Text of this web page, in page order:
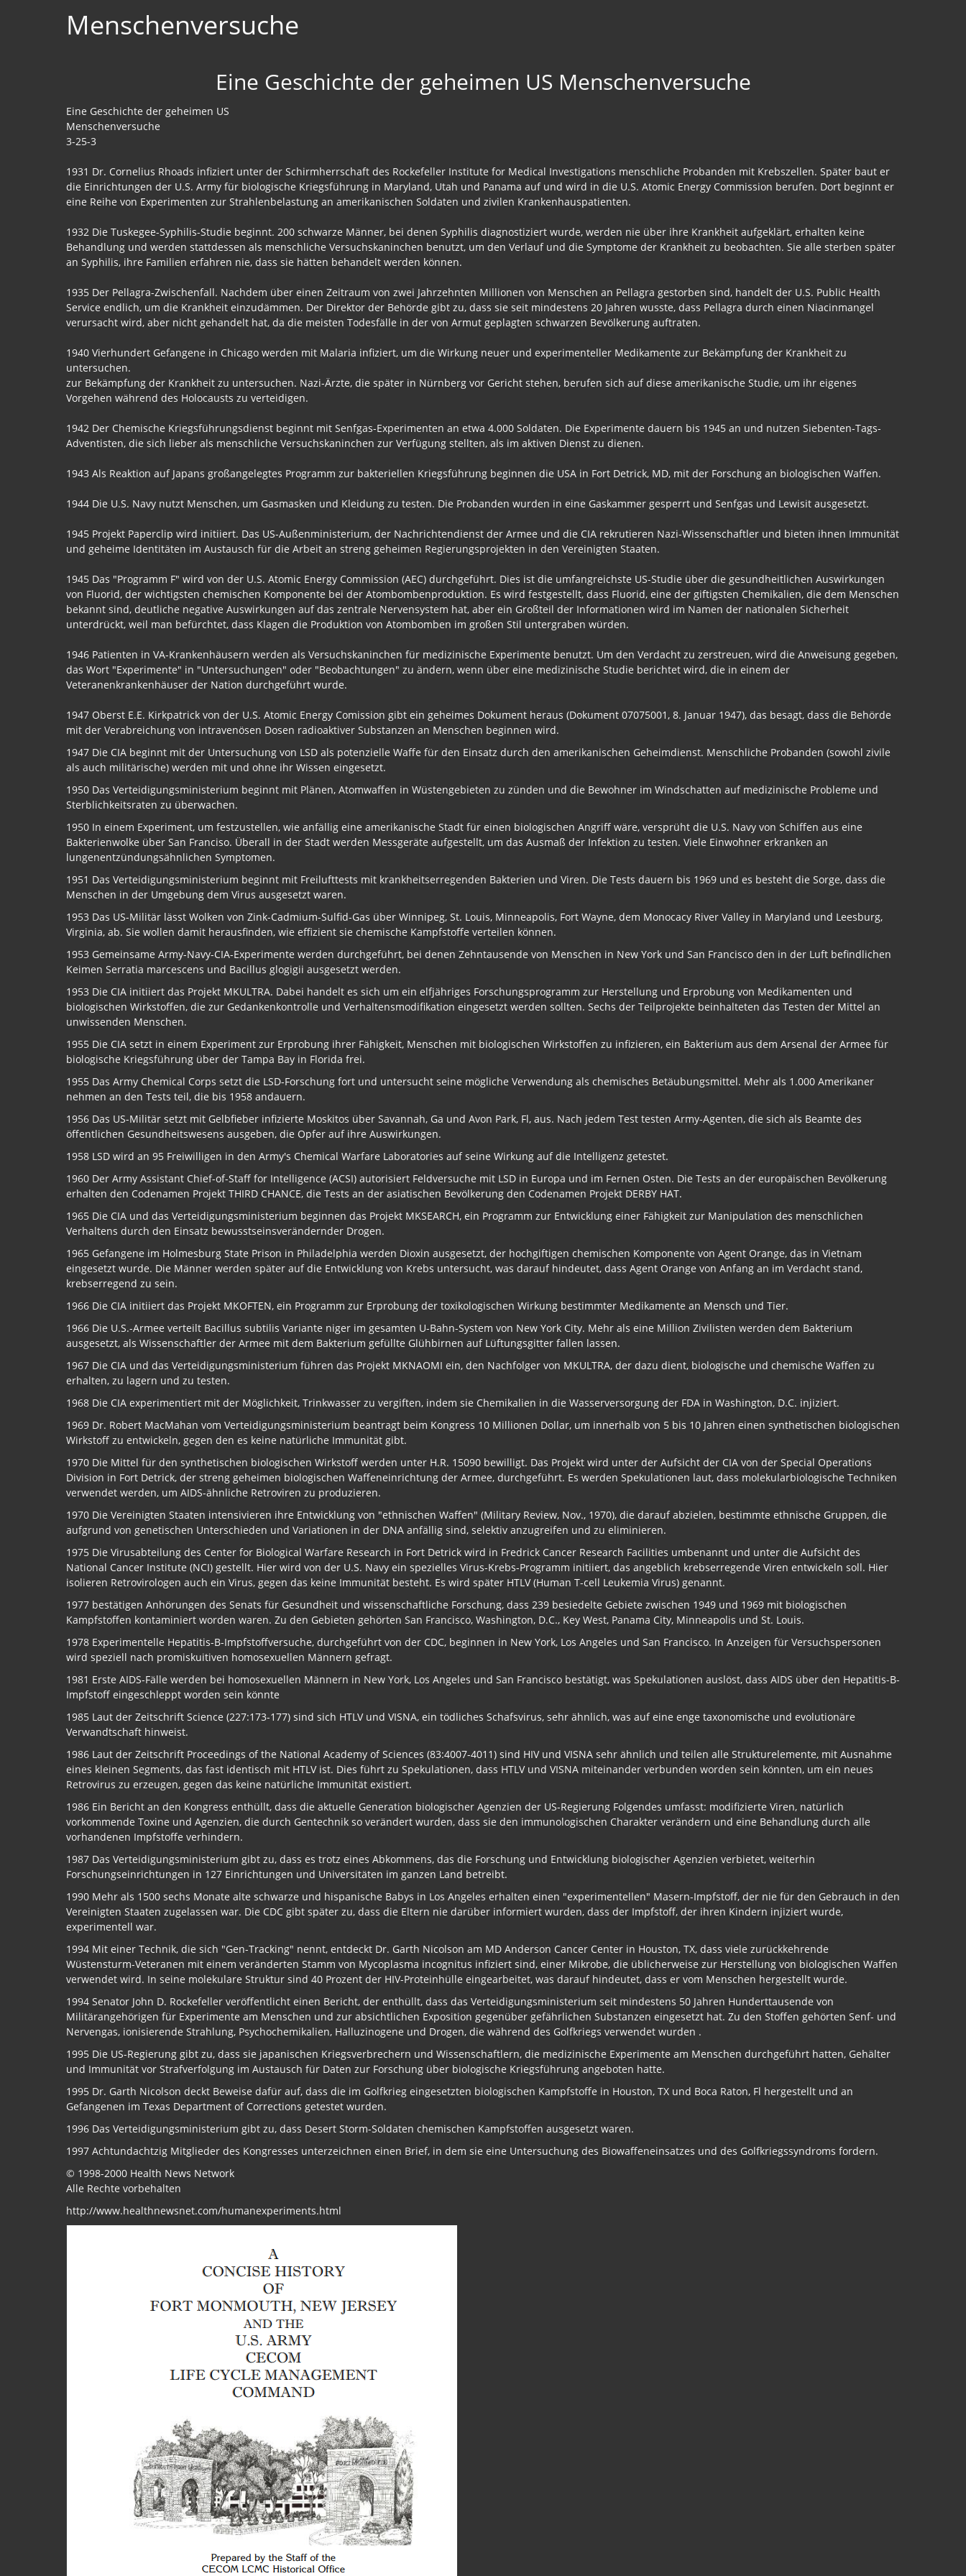
Menschenversuche
Eine Geschichte der geheimen US Menschenversuche
Eine Geschichte der geheimen US
Menschenversuche
3-25-3
1931 Dr. Cornelius Rhoads infiziert unter der Schirmherrschaft des Rockefeller Institute for Medical Investigations menschliche Probanden mit Krebszellen. Später baut er
die Einrichtungen der U.S. Army für biologische Kriegsführung in Maryland, Utah und Panama auf und wird in die U.S. Atomic Energy Commission berufen. Dort beginnt er
eine Reihe von Experimenten zur Strahlenbelastung an amerikanischen Soldaten und zivilen Krankenhauspatienten.
1932 Die Tuskegee-Syphilis-Studie beginnt. 200 schwarze Männer, bei denen Syphilis diagnostiziert wurde, werden nie über ihre Krankheit aufgeklärt, erhalten keine
Behandlung und werden stattdessen als menschliche Versuchskaninchen benutzt, um den Verlauf und die Symptome der Krankheit zu beobachten. Sie alle sterben später
an Syphilis, ihre Familien erfahren nie, dass sie hätten behandelt werden können.
1935 Der Pellagra-Zwischenfall. Nachdem über einen Zeitraum von zwei Jahrzehnten Millionen von Menschen an Pellagra gestorben sind, handelt der U.S. Public Health
Service endlich, um die Krankheit einzudämmen. Der Direktor der Behörde gibt zu, dass sie seit mindestens 20 Jahren wusste, dass Pellagra durch einen Niacinmangel
verursacht wird, aber nicht gehandelt hat, da die meisten Todesfälle in der von Armut geplagten schwarzen Bevölkerung auftraten.
1940 Vierhundert Gefangene in Chicago werden mit Malaria infiziert, um die Wirkung neuer und experimenteller Medikamente zur Bekämpfung der Krankheit zu
untersuchen.
zur Bekämpfung der Krankheit zu untersuchen. Nazi-Ärzte, die später in Nürnberg vor Gericht stehen, berufen sich auf diese amerikanische Studie, um ihr eigenes
Vorgehen während des Holocausts zu verteidigen.
1942 Der Chemische Kriegsführungsdienst beginnt mit Senfgas-Experimenten an etwa 4.000 Soldaten. Die Experimente dauern bis 1945 an und nutzen Siebenten-Tags-
Adventisten, die sich lieber als menschliche Versuchskaninchen zur Verfügung stellten, als im aktiven Dienst zu dienen.
1943 Als Reaktion auf Japans großangelegtes Programm zur bakteriellen Kriegsführung beginnen die USA in Fort Detrick, MD, mit der Forschung an biologischen Waffen.
1944 Die U.S. Navy nutzt Menschen, um Gasmasken und Kleidung zu testen. Die Probanden wurden in eine Gaskammer gesperrt und Senfgas und Lewisit ausgesetzt.
1945 Projekt Paperclip wird initiiert. Das US-Außenministerium, der Nachrichtendienst der Armee und die CIA rekrutieren Nazi-Wissenschaftler und bieten ihnen Immunität
und geheime Identitäten im Austausch für die Arbeit an streng geheimen Regierungsprojekten in den Vereinigten Staaten.
1945 Das "Programm F" wird von der U.S. Atomic Energy Commission (AEC) durchgeführt. Dies ist die umfangreichste US-Studie über die gesundheitlichen Auswirkungen
von Fluorid, der wichtigsten chemischen Komponente bei der Atombombenproduktion. Es wird festgestellt, dass Fluorid, eine der giftigsten Chemikalien, die dem Menschen
bekannt sind, deutliche negative Auswirkungen auf das zentrale Nervensystem hat, aber ein Großteil der Informationen wird im Namen der nationalen Sicherheit
unterdrückt, weil man befürchtet, dass Klagen die Produktion von Atombomben im großen Stil untergraben würden.
1946 Patienten in VA-Krankenhäusern werden als Versuchskaninchen für medizinische Experimente benutzt. Um den Verdacht zu zerstreuen, wird die Anweisung gegeben,
das Wort "Experimente" in "Untersuchungen" oder "Beobachtungen" zu ändern, wenn über eine medizinische Studie berichtet wird, die in einem der
Veteranenkrankenhäuser der Nation durchgeführt wurde.
1947 Oberst E.E. Kirkpatrick von der U.S. Atomic Energy Comission gibt ein geheimes Dokument heraus (Dokument 07075001, 8. Januar 1947), das besagt, dass die Behörde
mit der Verabreichung von intravenösen Dosen radioaktiver Substanzen an Menschen beginnen wird.
1947 Die CIA beginnt mit der Untersuchung von LSD als potenzielle Waffe für den Einsatz durch den amerikanischen Geheimdienst. Menschliche Probanden (sowohl zivile
als auch militärische) werden mit und ohne ihr Wissen eingesetzt.
1950 Das Verteidigungsministerium beginnt mit Plänen, Atomwaffen in Wüstengebieten zu zünden und die Bewohner im Windschatten auf medizinische Probleme und
Sterblichkeitsraten zu überwachen.
1950 In einem Experiment, um festzustellen, wie anfällig eine amerikanische Stadt für einen biologischen Angriff wäre, versprüht die U.S. Navy von Schiffen aus eine
Bakterienwolke über San Franciso. Überall in der Stadt werden Messgeräte aufgestellt, um das Ausmaß der Infektion zu testen. Viele Einwohner erkranken an
lungenentzündungsähnlichen Symptomen.
1951 Das Verteidigungsministerium beginnt mit Freilufttests mit krankheitserregenden Bakterien und Viren. Die Tests dauern bis 1969 und es besteht die Sorge, dass die
Menschen in der Umgebung dem Virus ausgesetzt waren.
1953 Das US-Militär lässt Wolken von Zink-Cadmium-Sulfid-Gas über Winnipeg, St. Louis, Minneapolis, Fort Wayne, dem Monocacy River Valley in Maryland und Leesburg,
Virginia, ab. Sie wollen damit herausfinden, wie effizient sie chemische Kampfstoffe verteilen können.
1953 Gemeinsame Army-Navy-CIA-Experimente werden durchgeführt, bei denen Zehntausende von Menschen in New York und San Francisco den in der Luft befindlichen
Keimen Serratia marcescens und Bacillus glogigii ausgesetzt werden.
1953 Die CIA initiiert das Projekt MKULTRA. Dabei handelt es sich um ein elfjähriges Forschungsprogramm zur Herstellung und Erprobung von Medikamenten und
biologischen Wirkstoffen, die zur Gedankenkontrolle und Verhaltensmodifikation eingesetzt werden sollten. Sechs der Teilprojekte beinhalteten das Testen der Mittel an
unwissenden Menschen.
1955 Die CIA setzt in einem Experiment zur Erprobung ihrer Fähigkeit, Menschen mit biologischen Wirkstoffen zu infizieren, ein Bakterium aus dem Arsenal der Armee für
biologische Kriegsführung über der Tampa Bay in Florida frei.
1955 Das Army Chemical Corps setzt die LSD-Forschung fort und untersucht seine mögliche Verwendung als chemisches Betäubungsmittel. Mehr als 1.000 Amerikaner
nehmen an den Tests teil, die bis 1958 andauern.
1956 Das US-Militär setzt mit Gelbfieber infizierte Moskitos über Savannah, Ga und Avon Park, Fl, aus. Nach jedem Test testen Army-Agenten, die sich als Beamte des
öffentlichen Gesundheitswesens ausgeben, die Opfer auf ihre Auswirkungen.
1958 LSD wird an 95 Freiwilligen in den Army's Chemical Warfare Laboratories auf seine Wirkung auf die Intelligenz getestet.
1960 Der Army Assistant Chief-of-Staff for Intelligence (ACSI) autorisiert Feldversuche mit LSD in Europa und im Fernen Osten. Die Tests an der europäischen Bevölkerung
erhalten den Codenamen Projekt THIRD CHANCE, die Tests an der asiatischen Bevölkerung den Codenamen Projekt DERBY HAT.
1965 Die CIA und das Verteidigungsministerium beginnen das Projekt MKSEARCH, ein Programm zur Entwicklung einer Fähigkeit zur Manipulation des menschlichen
Verhaltens durch den Einsatz bewusstseinsverändernder Drogen.
1965 Gefangene im Holmesburg State Prison in Philadelphia werden Dioxin ausgesetzt, der hochgiftigen chemischen Komponente von Agent Orange, das in Vietnam
eingesetzt wurde. Die Männer werden später auf die Entwicklung von Krebs untersucht, was darauf hindeutet, dass Agent Orange von Anfang an im Verdacht stand,
krebserregend zu sein.
1966 Die CIA initiiert das Projekt MKOFTEN, ein Programm zur Erprobung der toxikologischen Wirkung bestimmter Medikamente an Mensch und Tier.
1966 Die U.S.-Armee verteilt Bacillus subtilis Variante niger im gesamten U-Bahn-System von New York City. Mehr als eine Million Zivilisten werden dem Bakterium
ausgesetzt, als Wissenschaftler der Armee mit dem Bakterium gefüllte Glühbirnen auf Lüftungsgitter fallen lassen.
1967 Die CIA und das Verteidigungsministerium führen das Projekt MKNAOMI ein, den Nachfolger von MKULTRA, der dazu dient, biologische und chemische Waffen zu
erhalten, zu lagern und zu testen.
1968 Die CIA experimentiert mit der Möglichkeit, Trinkwasser zu vergiften, indem sie Chemikalien in die Wasserversorgung der FDA in Washington, D.C. injiziert.
1969 Dr. Robert MacMahan vom Verteidigungsministerium beantragt beim Kongress 10 Millionen Dollar, um innerhalb von 5 bis 10 Jahren einen synthetischen biologischen
Wirkstoff zu entwickeln, gegen den es keine natürliche Immunität gibt.
1970 Die Mittel für den synthetischen biologischen Wirkstoff werden unter H.R. 15090 bewilligt. Das Projekt wird unter der Aufsicht der CIA von der Special Operations
Division in Fort Detrick, der streng geheimen biologischen Waffeneinrichtung der Armee, durchgeführt. Es werden Spekulationen laut, dass molekularbiologische Techniken
verwendet werden, um AIDS-ähnliche Retroviren zu produzieren.
1970 Die Vereinigten Staaten intensivieren ihre Entwicklung von "ethnischen Waffen" (Military Review, Nov., 1970), die darauf abzielen, bestimmte ethnische Gruppen, die
aufgrund von genetischen Unterschieden und Variationen in der DNA anfällig sind, selektiv anzugreifen und zu eliminieren.
1975 Die Virusabteilung des Center for Biological Warfare Research in Fort Detrick wird in Fredrick Cancer Research Facilities umbenannt und unter die Aufsicht des
National Cancer Institute (NCI) gestellt. Hier wird von der U.S. Navy ein spezielles Virus-Krebs-Programm initiiert, das angeblich krebserregende Viren entwickeln soll. Hier
isolieren Retrovirologen auch ein Virus, gegen das keine Immunität besteht. Es wird später HTLV (Human T-cell Leukemia Virus) genannt.
1977 bestätigen Anhörungen des Senats für Gesundheit und wissenschaftliche Forschung, dass 239 besiedelte Gebiete zwischen 1949 und 1969 mit biologischen
Kampfstoffen kontaminiert worden waren. Zu den Gebieten gehörten San Francisco, Washington, D.C., Key West, Panama City, Minneapolis und St. Louis.
1978 Experimentelle Hepatitis-B-Impfstoffversuche, durchgeführt von der CDC, beginnen in New York, Los Angeles und San Francisco. In Anzeigen für Versuchspersonen
wird speziell nach promiskuitiven homosexuellen Männern gefragt.
1981 Erste AIDS-Fälle werden bei homosexuellen Männern in New York, Los Angeles und San Francisco bestätigt, was Spekulationen auslöst, dass AIDS über den Hepatitis-B-
Impfstoff eingeschleppt worden sein könnte
1985 Laut der Zeitschrift Science (227:173-177) sind sich HTLV und VISNA, ein tödliches Schafsvirus, sehr ähnlich, was auf eine enge taxonomische und evolutionäre
Verwandtschaft hinweist.
1986 Laut der Zeitschrift Proceedings of the National Academy of Sciences (83:4007-4011) sind HIV und VISNA sehr ähnlich und teilen alle Strukturelemente, mit Ausnahme
eines kleinen Segments, das fast identisch mit HTLV ist. Dies führt zu Spekulationen, dass HTLV und VISNA miteinander verbunden worden sein könnten, um ein neues
Retrovirus zu erzeugen, gegen das keine natürliche Immunität existiert.
1986 Ein Bericht an den Kongress enthüllt, dass die aktuelle Generation biologischer Agenzien der US-Regierung Folgendes umfasst: modifizierte Viren, natürlich
vorkommende Toxine und Agenzien, die durch Gentechnik so verändert wurden, dass sie den immunologischen Charakter verändern und eine Behandlung durch alle
vorhandenen Impfstoffe verhindern.
1987 Das Verteidigungsministerium gibt zu, dass es trotz eines Abkommens, das die Forschung und Entwicklung biologischer Agenzien verbietet, weiterhin
Forschungseinrichtungen in 127 Einrichtungen und Universitäten im ganzen Land betreibt.
1990 Mehr als 1500 sechs Monate alte schwarze und hispanische Babys in Los Angeles erhalten einen "experimentellen" Masern-Impfstoff, der nie für den Gebrauch in den
Vereinigten Staaten zugelassen war. Die CDC gibt später zu, dass die Eltern nie darüber informiert wurden, dass der Impfstoff, der ihren Kindern injiziert wurde,
experimentell war.
1994 Mit einer Technik, die sich "Gen-Tracking" nennt, entdeckt Dr. Garth Nicolson am MD Anderson Cancer Center in Houston, TX, dass viele zurückkehrende
Wüstensturm-Veteranen mit einem veränderten Stamm von Mycoplasma incognitus infiziert sind, einer Mikrobe, die üblicherweise zur Herstellung von biologischen Waffen
verwendet wird. In seine molekulare Struktur sind 40 Prozent der HIV-Proteinhülle eingearbeitet, was darauf hindeutet, dass er vom Menschen hergestellt wurde.
1994 Senator John D. Rockefeller veröffentlicht einen Bericht, der enthüllt, dass das Verteidigungsministerium seit mindestens 50 Jahren Hunderttausende von
Militärangehörigen für Experimente am Menschen und zur absichtlichen Exposition gegenüber gefährlichen Substanzen eingesetzt hat. Zu den Stoffen gehörten Senf- und
Nervengas, ionisierende Strahlung, Psychochemikalien, Halluzinogene und Drogen, die während des Golfkriegs verwendet wurden .
1995 Die US-Regierung gibt zu, dass sie japanischen Kriegsverbrechern und Wissenschaftlern, die medizinische Experimente am Menschen durchgeführt hatten, Gehälter
und Immunität vor Strafverfolgung im Austausch für Daten zur Forschung über biologische Kriegsführung angeboten hatte.
1995 Dr. Garth Nicolson deckt Beweise dafür auf, dass die im Golfkrieg eingesetzten biologischen Kampfstoffe in Houston, TX und Boca Raton, Fl hergestellt und an
Gefangenen im Texas Department of Corrections getestet wurden.
1996 Das Verteidigungsministerium gibt zu, dass Desert Storm-Soldaten chemischen Kampfstoffen ausgesetzt waren.
1997 Achtundachtzig Mitglieder des Kongresses unterzeichnen einen Brief, in dem sie eine Untersuchung des Biowaffeneinsatzes und des Golfkriegssyndroms fordern.
© 1998-2000 Health News Network
Alle Rechte vorbehalten
http://www.healthnewsnet.com/humanexperiments.html